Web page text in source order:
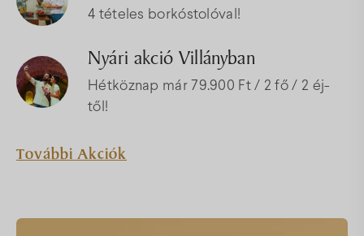
4 tételes borkóstolóval!
Nyári akció Villányban
Hétköznap már 79.900 Ft / 2 fő / 2 éj-
től!
További Akciók